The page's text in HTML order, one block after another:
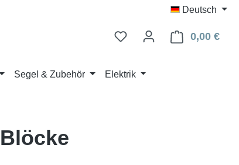
Deutsch
0,00 €
Segel & Zubehör Elektrik